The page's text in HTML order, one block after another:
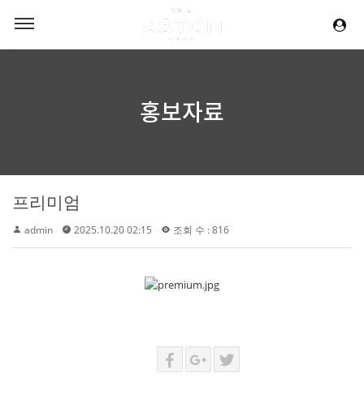
홍보자료
프리미엄
admin 2025.10.20 02:15 조회 수 : 816